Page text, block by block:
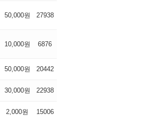
50,000원 27938
10,000원 6876
50,000원 20442
30,000원 22938
2,000원 15006